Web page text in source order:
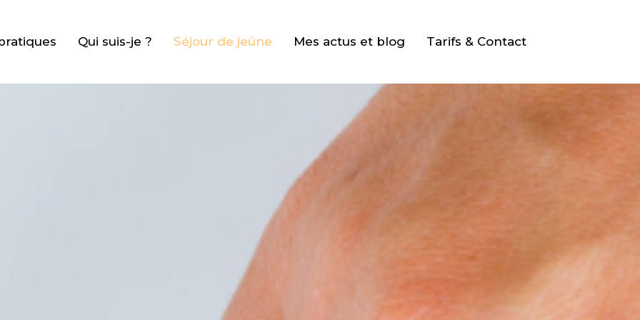
Qui suis-je ? Séjour de jeûne Mes actus et blog Tarifs & Contact